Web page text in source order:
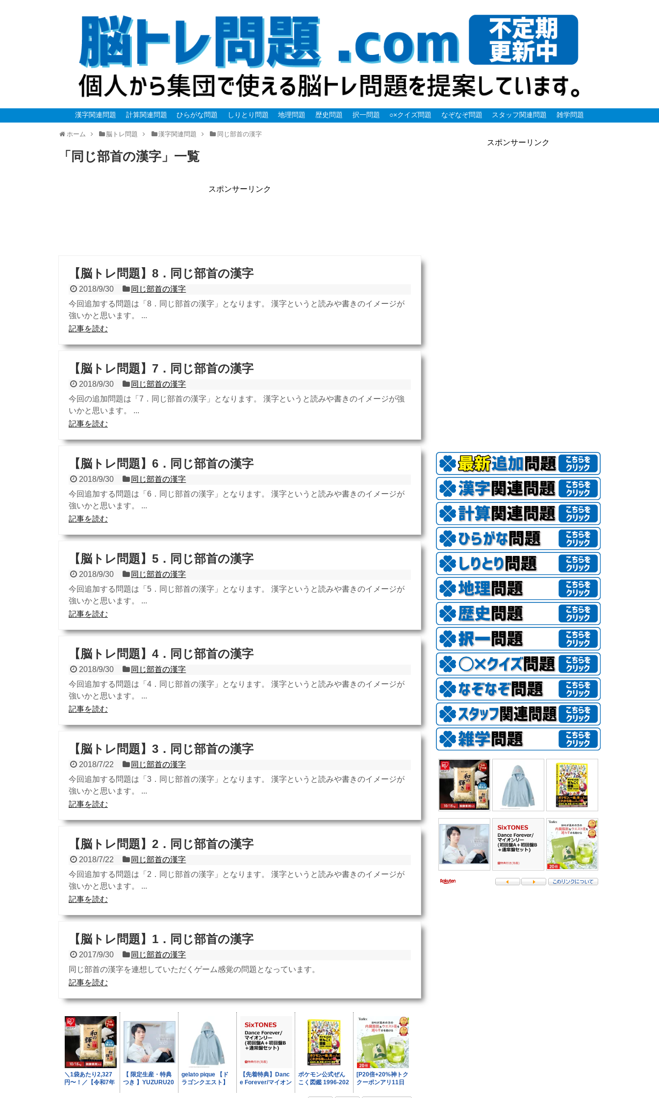
漢字関連問題 計算関連問題 ひらがな問題 しりとり問題 地理問題 歴史問題 択一問題 ○×クイズ問題 なぞなぞ問題 スタッフ関連問題 雑学問題
ホーム 脳トレ問題 漢字関連問題 同じ部首の漢字
「 同じ部首の漢字 」 一覧
スポンサーリンク
【脳トレ問題】8．同じ部首の漢字
2018/9/30
同じ部首の漢字
今回追加する問題は「8．同じ部首の漢字」となります。 漢字というと読みや書きのイメージが
強いかと思います。 ...
記事を読む
【脳トレ問題】7．同じ部首の漢字
2018/9/30
同じ部首の漢字
今回の追加問題は「7．同じ部首の漢字」となります。 漢字というと読みや書きのイメージが強
いかと思います。 ...
記事を読む
【脳トレ問題】6．同じ部首の漢字
2018/9/30
同じ部首の漢字
今回追加する問題は「6．同じ部首の漢字」となります。 漢字というと読みや書きのイメージが
強いかと思います。 ...
記事を読む
【脳トレ問題】5．同じ部首の漢字
2018/9/30
同じ部首の漢字
今回追加する問題は「5．同じ部首の漢字」となります。 漢字というと読みや書きのイメージが
強いかと思います。 ...
記事を読む
【脳トレ問題】4．同じ部首の漢字
2018/9/30
同じ部首の漢字
今回追加する問題は「4．同じ部首の漢字」となります。 漢字というと読みや書きのイメージが
強いかと思います。 ...
記事を読む
【脳トレ問題】3．同じ部首の漢字
2018/7/22
同じ部首の漢字
今回追加する問題は「3．同じ部首の漢字」となります。 漢字というと読みや書きのイメージが
強いかと思います。 ...
記事を読む
【脳トレ問題】2．同じ部首の漢字
2018/7/22
同じ部首の漢字
今回追加する問題は「2．同じ部首の漢字」となります。 漢字というと読みや書きのイメージが
強いかと思います。 ...
記事を読む
【脳トレ問題】1．同じ部首の漢字
2017/9/30
同じ部首の漢字
同じ部首の漢字を連想していただくゲーム感覚の問題となっています。
記事を読む
スポンサーリンク